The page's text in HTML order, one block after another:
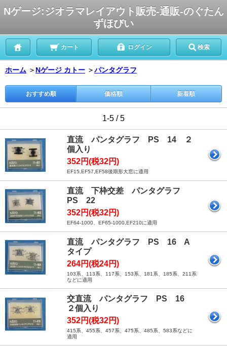
Nゲージ:ジオラマレイアウト販売-通販-のぐたん
ずほびい
カート ログイン 検索
ホーム ＞ Nゲージ カトー ＞パンタグラフ
おすすめ順 価格順 新着順
1-5 / 5
直流 パンタグラフ PS 14 ２
個入り
352円(税32円)
EF15,EF57,EF58後期形大窓に適用
直流 下枠交差 パンタグラフ
PS 22
352円(税32円)
EF64-1000、EF65-1000,EF210に適用
直流 パンタグラフ PS 16 A
タイプ
264円(税24円)
103系、113系、117系、153系、181系、185系、211系
などに適用
交直流 パンタグラフ PS 16
２個入り
352円(税32円)
415系、455系、457系、475系、485系、583系などに
適用